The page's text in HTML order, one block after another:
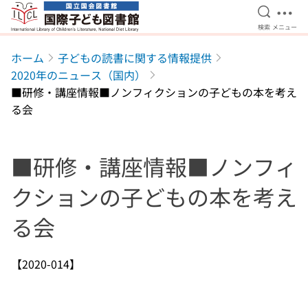
本文へ移動
検索を
検索 メ
メニュー
ホーム
子どもの読書に関する情報提供
2020年のニュース（国内）
■研修・講座情報■ノンフィクションの子どもの本を考え
る会
■研修・講座情報■ノンフィ
クションの子どもの本を考え
る会
【2020-014】